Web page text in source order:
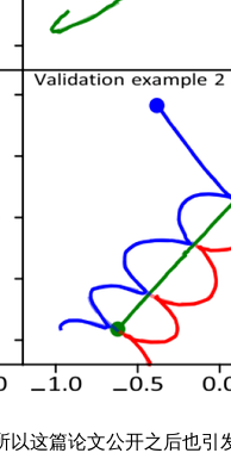
篇论文公开之后也引